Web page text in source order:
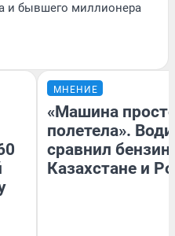
и бывшего миллионера
МНЕНИЕ
«Машина
полетела».
сравнил бензин
Казахстане и